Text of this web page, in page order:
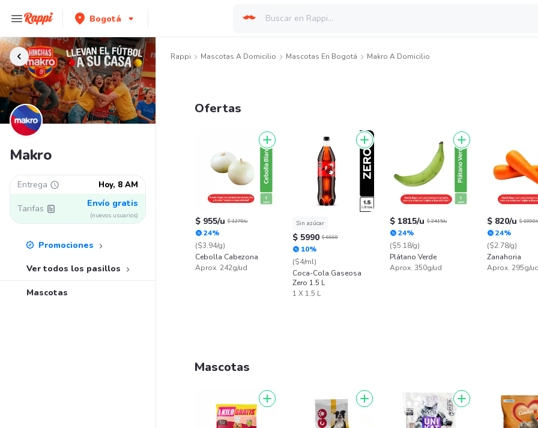
Bogotá
Makro
Entrega Hoy, 8 AM
Tarifas Envío gratis
(nuevos usuarios)
Promociones
Ver todos los pasillos
Mascotas
Rappi Mascotas A Domicilio Mascotas En Bogotá Makro A Domicilio
Ofertas
$ 955/u $ 1270/u
24%
($3.94/g)
Cebolla Cabezona
Aprox. 242g/ud
Sin azúcar
$ 5990 $ 6660
10%
($4/ml)
Coca-Cola Gaseosa
Zero 1.5 L
1 X 1.5 L
$ 1815/u $ 2415/u
24%
($5.18/g)
Plátano Verde
Aprox. 350g/ud
$ 820/u $ 1090/
24%
($2.78/g)
Zanahoria
Aprox. 295g/ud
Mascotas